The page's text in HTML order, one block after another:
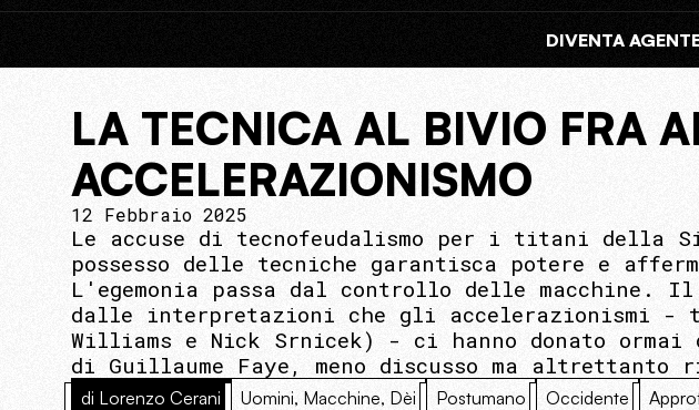
DIVENTA
LA TECNICA AL BIVIO FRA
ACCELERAZIONISMO
12 Febbraio 2025
Le accuse di tecnofeudalismo per i titani della
possesso delle tecniche garantisca potere e
L'egemonia passa dal controllo delle macchine.
dalle interpretazioni che gli accelerazionismi -
Williams e Nick Srnicek) - ci hanno donato
di Guillaume Faye, meno discusso ma altrettanto
di Lorenzo Cerani Uomini, Macchine, Dèi Postumano Occidente